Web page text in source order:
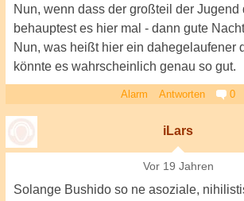
Nun, wenn dass der großteil der Jugend
behauptest es hier mal - dann gute
Nun, was heißt hier ein dahegelaufener
könnte es wahrscheinlich genau so gut.
Alarm Antworten 0
iLars
Vor 19 Jahren
Solange Bushido so ne asoziale,